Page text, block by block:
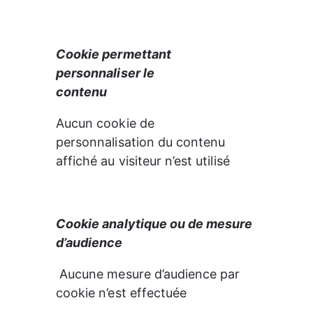
Cookie permettant
personnaliser le
contenu
Aucun cookie de
personnalisation du contenu
affiché au visiteur n’est utilisé
Cookie analytique ou de mesure
d’audience
Aucune mesure d’audience par
cookie n’est effectuée